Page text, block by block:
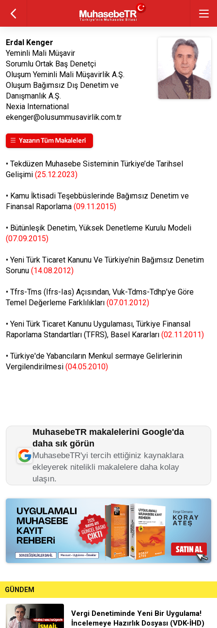
Erdal Kenger
Yeminli Mali Müşavir
Sorumlu Ortak Baş Denetçi
Oluşum Yeminli Mali Müşavirlik A.Ş.
Oluşum Bağımsız Dış Denetim ve
Danışmanlık A.Ş.
Nexia International
ekenger@olusummusavirlik.com.tr
• Tekdüzen Muhasebe Sisteminin Türkiye’de Tarihsel
Gelişimi (25.12.2023)
• Kamu İktisadi Teşebbüslerinde Bağımsız Denetim ve
Finansal Raporlama (09.11.2015)
• Bütünleşik Denetim, Yüksek Denetleme Kurulu Modeli
(07.09.2015)
• Yeni Türk Ticaret Kanunu Ve Türkiye’nin Bağımsız Denetim
Sorunu (14.08.2012)
• Tfrs-Tms (Ifrs-Ias) Açısından, Vuk-Tdms-Tdhp’ye Göre
Temel Değerleme Farklılıkları (07.01.2012)
• Yeni Türk Ticaret Kanunu Uygulaması, Türkiye Finansal
Raporlama Standartları (TFRS), Basel Kararları (02.11.2011)
• Türkiye'de Yabancıların Menkul sermaye Gelirlerinin
Vergilendirilmesi (04.05.2010)
MuhasebeTR makalelerini Google'da
daha sık görün
MuhasebeTR'yi tercih ettiğiniz kaynaklara
ekleyerek nitelikli makalelere daha kolay
ulaşın.
GÜNDEM
Vergi Denetiminde Yeni Bir Uygulama!
İncelemeye Hazırlık Dosyası (VDK-İHD)